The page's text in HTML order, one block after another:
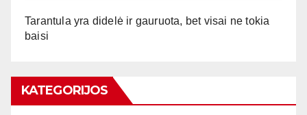
Tarantula yra didelė ir gauruota, bet visai ne tokia
baisi
KATEGORIJOS